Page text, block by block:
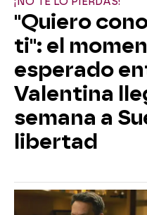
"Quiero
ti": el
esperado
Valentina
semana a
libertad